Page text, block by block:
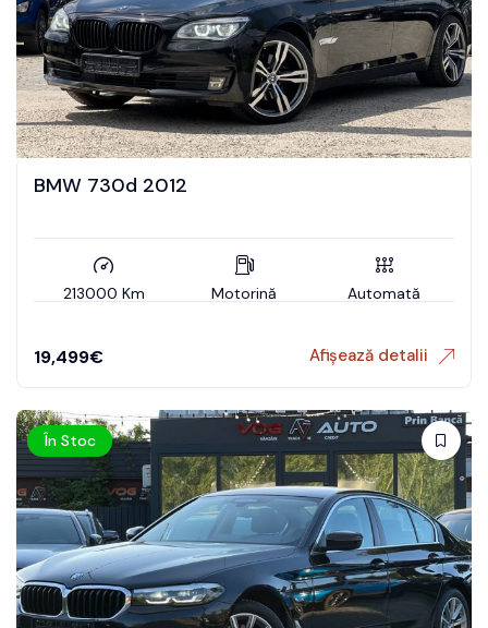
BMW 730d 2012
213000 Km Motorină Automată
19,499€ Afișează detalii
În Stoc